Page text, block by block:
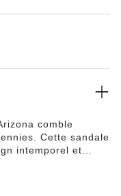
comble
Cette sandale
intemporel et
d’une semelle